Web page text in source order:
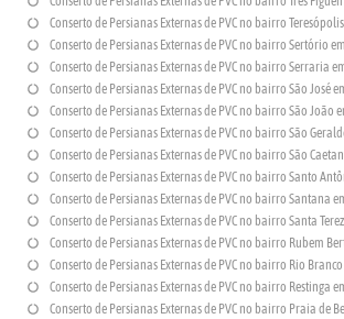
Conserto de Persianas Externas de PVC no bairro
Conserto de Persianas Externas de PVC no bairro Sertório
Conserto de Persianas Externas de PVC no bairro Serraria
Conserto de Persianas Externas de PVC no bairro São José
Conserto de Persianas Externas de PVC no bairro São João
Conserto de Persianas Externas de PVC no bairro São
Conserto de Persianas Externas de PVC no bairro São
Conserto de Persianas Externas de PVC no bairro Santo
Conserto de Persianas Externas de PVC no bairro Santana
Conserto de Persianas Externas de PVC no bairro Santa
Conserto de Persianas Externas de PVC no bairro Rubem
Conserto de Persianas Externas de PVC no bairro Rio
Conserto de Persianas Externas de PVC no bairro Restinga
Conserto de Persianas Externas de PVC no bairro Praia de